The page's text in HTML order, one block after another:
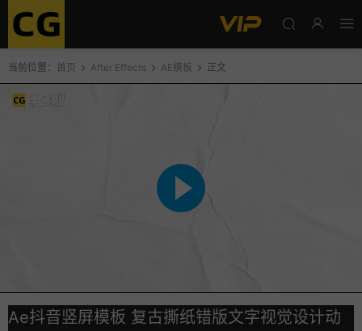
当前位置： 首页 After Effects AE模板 正文
Ae抖音竖屏模板 复古撕纸错版文字视觉设计动